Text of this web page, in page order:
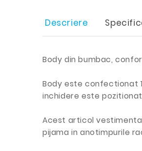
Descriere
Body din bumbac,
Body este confectionat
inchidere este
Acest articol
pijama in anotimpurile